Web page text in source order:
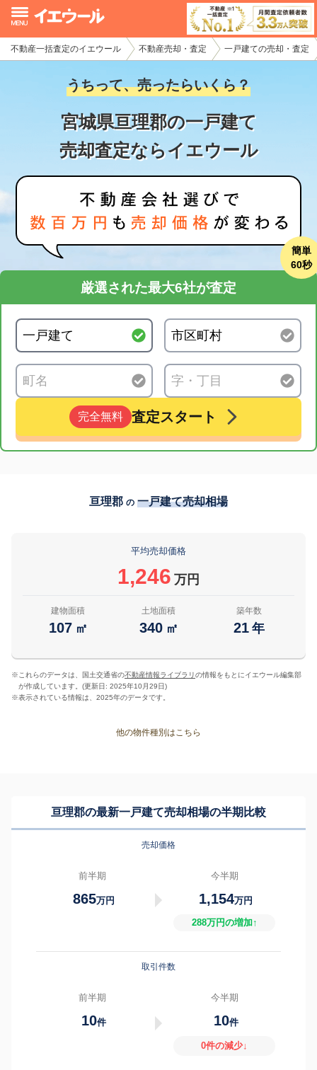
不動産一括査定のイエウール 不動産売却・査定 一戸建ての売却・査定
うちって、売ったらいくら？
宮城県亘理郡の一戸建て
売却査定ならイエウール
簡単
60秒
厳選された最大6社が査定
完全無料 査定スタート
亘理郡 の 一戸建て売却相場
平均売却価格
1,246 万円
建物面積
107 ㎡
土地面積
340 ㎡
築年数
21 年
※ これらのデータは、国土交通省の不動産情報ライブラリの情報をもとにイエウール編集部
が作成しています。(更新日: 2025年10月29日)
※表示されている情報は、2025年のデータです。
他の物件種別はこちら
亘理郡の最新一戸建て売却相場の半期比較
売却価格
前半期
865万円
今半期
1,154万円
288万円の増加↑
取引件数
前半期
10件
今半期
10件
0件の減少↓
イエウール加盟希望の不動産会社様
初めての方へ
不動産売却の流れ
不動産の売却・一括査定
家査定シミュレーター
お問い合わせ